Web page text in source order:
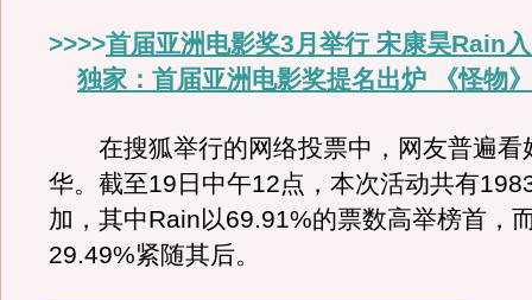
>>>>首届亚洲电影奖3月举行 宋康昊Rain
独家：首届亚洲电影奖提名出炉 《怪物
在搜狐举行的网络投票中，网友普遍看
华。截至19日中午12点，本次活动共有
加，其中Rain以69.91%的票数高举榜首，
29.49%紧随其后。